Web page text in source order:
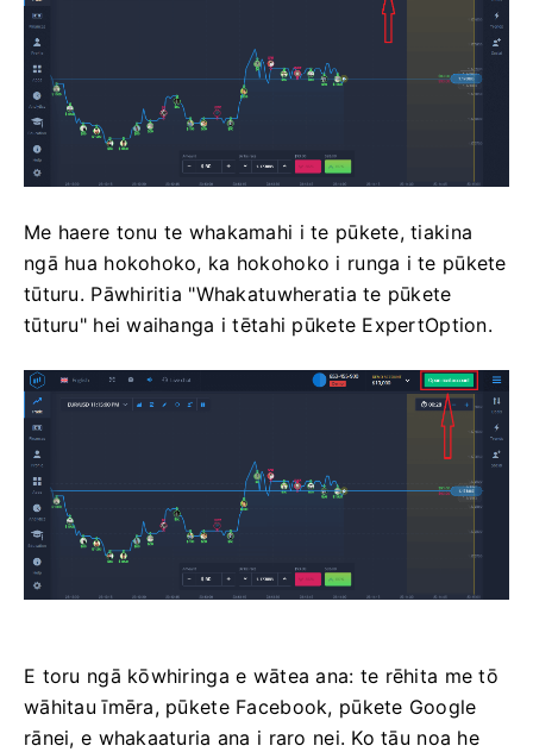
Me haere tonu te whakamahi i te pūkete, tiakina
ngā hua hokohoko, ka hokohoko i runga i te pūkete
tūturu. Pāwhiritia "Whakatuwheratia te pūkete
tūturu" hei waihanga i tētahi pūkete ExpertOption.
E toru ngā kōwhiringa e wātea ana: te rēhita me tō
wāhitau īmēra, pūkete Facebook, pūkete Google
rānei, e whakaaturia ana i raro nei. Ko tāu noa he